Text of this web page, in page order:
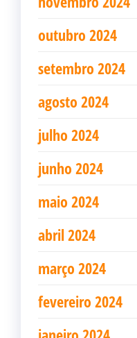
outubro 2024
setembro 2024
agosto 2024
julho 2024
junho 2024
maio 2024
abril 2024
março 2024
fevereiro 2024